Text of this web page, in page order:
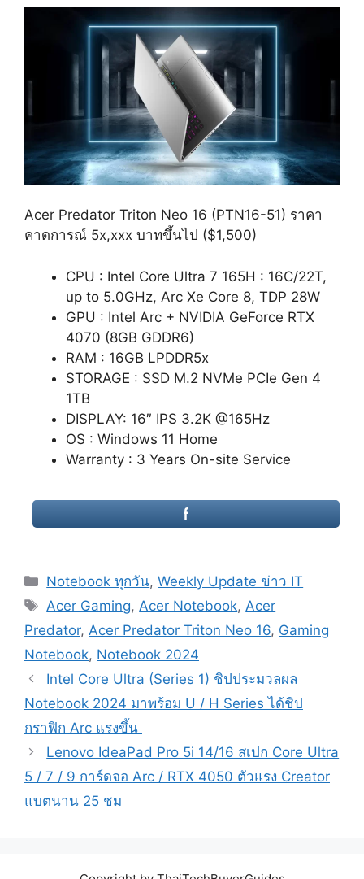
Acer Predator Triton Neo 16 (PTN16-51) ราคา
คาดการณ์ 5x,xxx บาทขึ้นไป ($1,500)
CPU : Intel Core Ultra 7 165H : 16C/22T,
up to 5.0GHz, Arc Xe Core 8, TDP 28W
GPU : Intel Arc + NVIDIA GeForce RTX
4070 (8GB GDDR6)
RAM : 16GB LPDDR5x
STORAGE : SSD M.2 NVMe PCIe Gen 4
1TB
DISPLAY: 16″ IPS 3.2K @165Hz
OS : Windows 11 Home
Warranty : 3 Years On-site Service
Categories
Notebook ทุกวัน,Weekly Update ข่าว IT
Tags
Acer Gaming,Acer Notebook,Acer
Predator, Acer Predator Triton Neo 16, Gaming
Notebook, Notebook 2024
Post
navigation
Intel Core Ultra (Series 1) ชิปประมวลผล
Notebook 2024 มาพร้อม U / H Series ได้ชิป
กราฟิก Arc แรงขึ้น
Lenovo IdeaPad Pro 5i 14/16 สเปก Core Ultra
5 / 7 / 9 การ์ดจอ Arc / RTX 4050 ตัวแรง Creator
แบตนาน 25 ชม